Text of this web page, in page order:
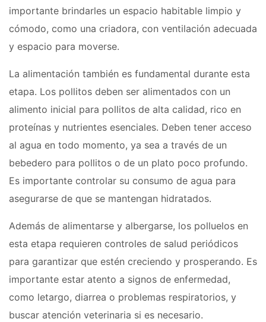
importante brindarles un espacio habitable limpio y
cómodo, como una criadora, con ventilación adecuada
y espacio para moverse.
La alimentación también es fundamental durante esta
etapa. Los pollitos deben ser alimentados con un
alimento inicial para pollitos de alta calidad, rico en
proteínas y nutrientes esenciales. Deben tener acceso
al agua en todo momento, ya sea a través de un
bebedero para pollitos o de un plato poco profundo.
Es importante controlar su consumo de agua para
asegurarse de que se mantengan hidratados.
Además de alimentarse y albergarse, los polluelos en
esta etapa requieren controles de salud periódicos
para garantizar que estén creciendo y prosperando. Es
importante estar atento a signos de enfermedad,
como letargo, diarrea o problemas respiratorios, y
buscar atención veterinaria si es necesario.